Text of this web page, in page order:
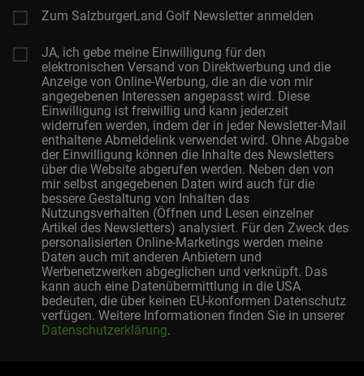
Zum SalzburgerLand Golf Newsletter anmelden
JA, ich gebe meine Einwilligung für den
elektronischen Versand von Direktwerbung und die
Anzeige von Online-Werbung, die an die von mir
angegebenen Interessen angepasst wird. Diese
Einwilligung ist freiwillig und kann jederzeit
widerrufen werden, indem der in jeder Newsletter-Mail
enthaltene Abmeldelink verwendet wird. Ohne Abgabe
der Einwilligung können die Inhalte des Newsletters
über die Website abgerufen werden. Neben den von
mir selbst angegebenen Daten wird auch für die
bessere Gestaltung von Inhalten das
Nutzungsverhalten (Öffnen und Lesen einzelner
Artikel des Newsletters) analysiert. Für den Zweck des
personalisierten Online-Marketings werden meine
Daten auch mit anderen Anbietern und
Werbenetzwerken abgeglichen und verknüpft. Das
kann auch eine Datenübermittlung in die USA
bedeuten, die über keinen EU-konformen Datenschutz
verfügen. Weitere Informationen finden Sie in unserer
Datenschutzerklärung.